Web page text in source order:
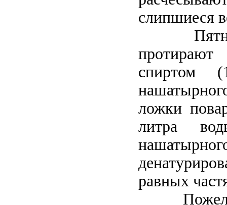
слипшиеся
спиртом
ложки
литра
равных